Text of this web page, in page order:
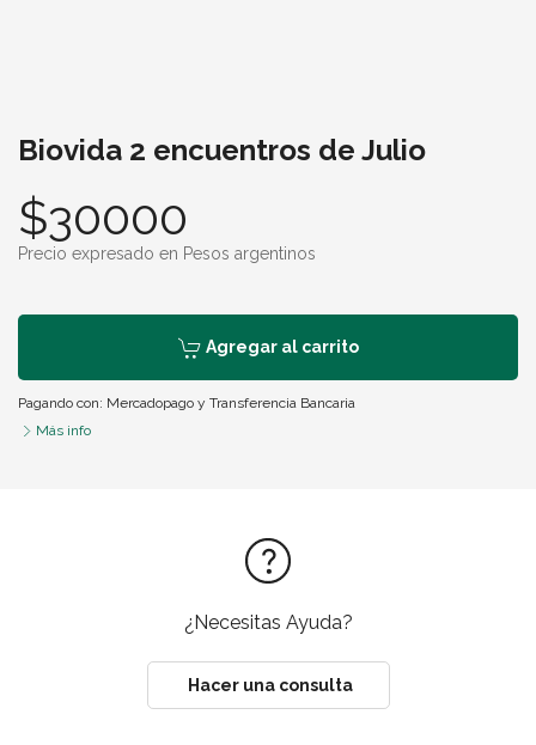
Biovida 2 encuentros de Julio
$30000
Precio expresado en Pesos argentinos
Agregar al carrito
Pagando con: Mercadopago y Transferencia Bancaria
Más info
¿Necesitas Ayuda?
Hacer una consulta